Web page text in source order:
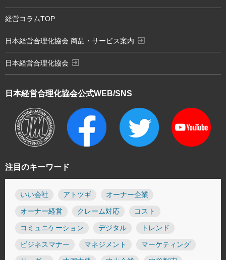
注目のキーワード
いい会社 アトツギ オーナー企業
オーナー経営 クレーム対応 コスト
コミュニケーション デジタル トレンド
ビジネスマナー マネジメント マーケティング
日本経営合理化協会公式WEB/SNS
経営コラムTOP
日本経営合理化協会 商品・サービス案内 exit_to_app
日本経営合理化協会 exit_to_app